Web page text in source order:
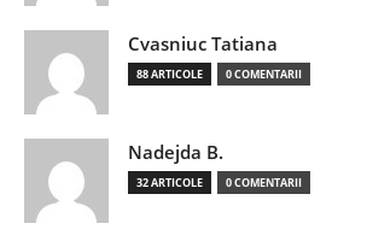
Cvasniuc Tatiana
88 ARTICOLE 0 COMENTARII
Nadejda B.
32 ARTICOLE 0 COMENTARII